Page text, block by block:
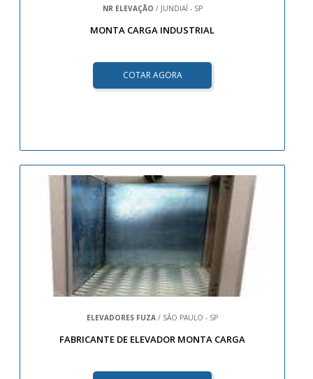
NR ELEVAÇÃO / JUNDIAÍ - SP
MONTA CARGA INDUSTRIAL
COTAR AGORA
ELEVADORES FUZA / SÃO PAULO - SP
FABRICANTE DE ELEVADOR MONTA CARGA